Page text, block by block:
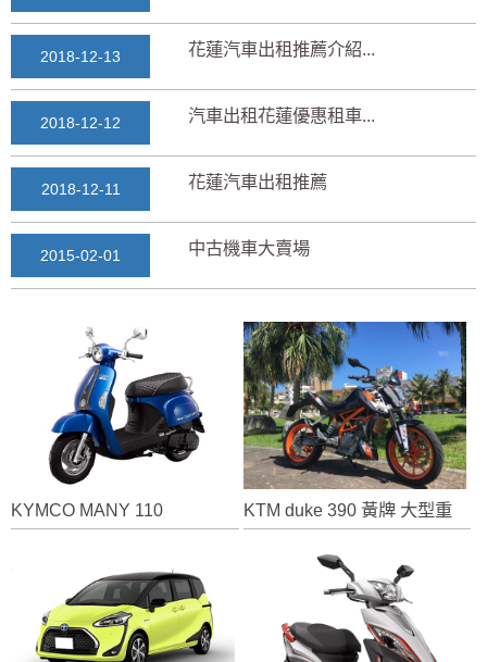
2018-12-13 花蓮汽車出租推薦介紹...
2018-12-12 汽車出租花蓮優惠租車...
2018-12-11 花蓮汽車出租推薦
2015-02-01 中古機車大賣場
2018-03-15 七星潭風景區美景介紹...
2018-03-13 三日遊景點行程規劃景...
2018-03-12 花蓮自由行自助行程
2025-11-17 通水管後排水變快？背...
2018-12-14 花蓮租車推薦2019...
KYMCO MANY 110 KTM duke 390 黃牌 大型重型機車